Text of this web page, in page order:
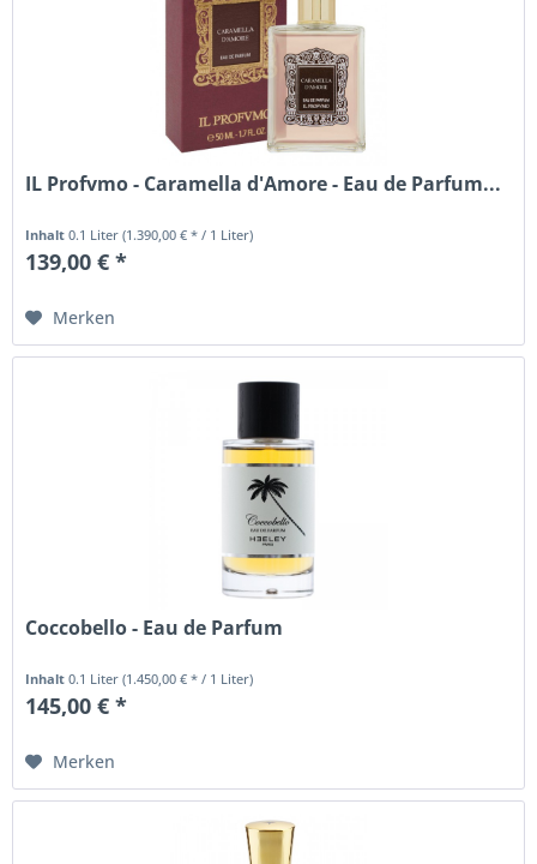
IL Profvmo - Caramella d'Amore - Eau de Parfum...
Inhalt0.1 Liter(1.390,00 € * / 1 Liter)
139,00 € *
Merken
Coccobello - Eau de Parfum
Inhalt0.1 Liter(1.450,00 € * / 1 Liter)
145,00 € *
Merken